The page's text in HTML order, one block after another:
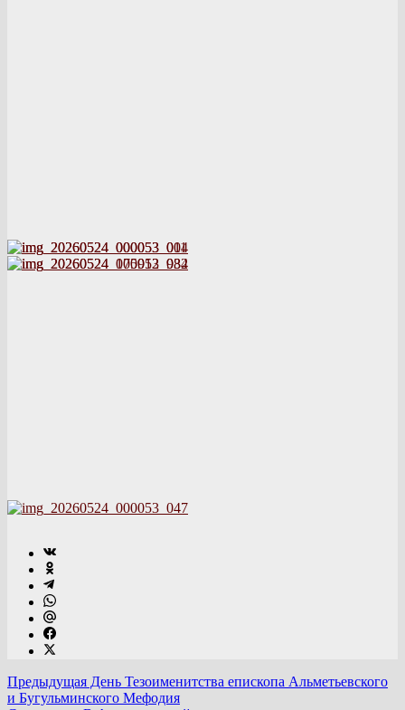
Предыдущая День Тезоименитства епископа Альметьевского
и Бугульминского Мефодия